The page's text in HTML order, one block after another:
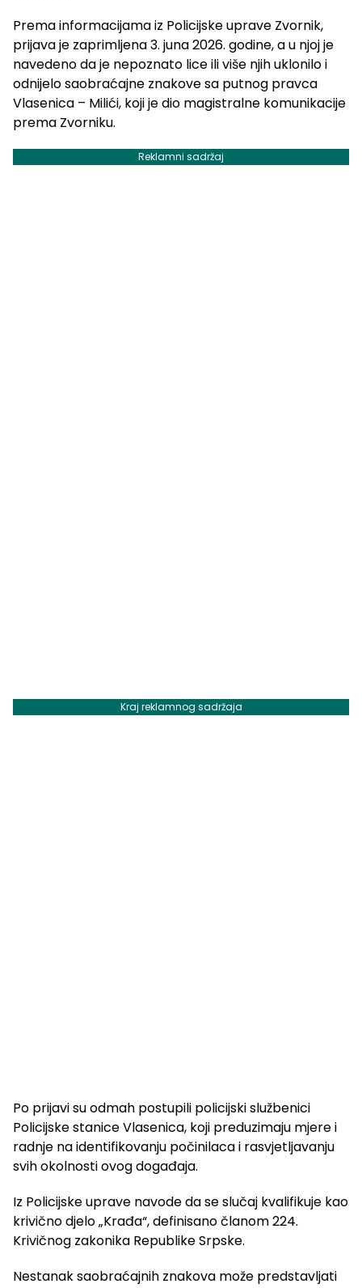
Prema informacijama iz Policijske uprave Zvornik,
prijava je zaprimljena 3. juna 2026. godine, a u njoj je
navedeno da je nepoznato lice ili više njih uklonilo i
odnijelo saobraćajne znakove sa putnog pravca
Vlasenica – Milići, koji je dio magistralne komunikacije
prema Zvorniku.
Reklamni sadržaj
Kraj reklamnog sadržaja
Po prijavi su odmah postupili policijski službenici
Policijske stanice Vlasenica, koji preduzimaju mjere i
radnje na identifikovanju počinilaca i rasvjetljavanju
svih okolnosti ovog događaja.
Iz Policijske uprave navode da se slučaj kvalifikuje kao
krivično djelo „Krađa“, definisano članom 224.
Krivičnog zakonika Republike Srpske.
Nestanak saobraćajnih znakova može predstavljati